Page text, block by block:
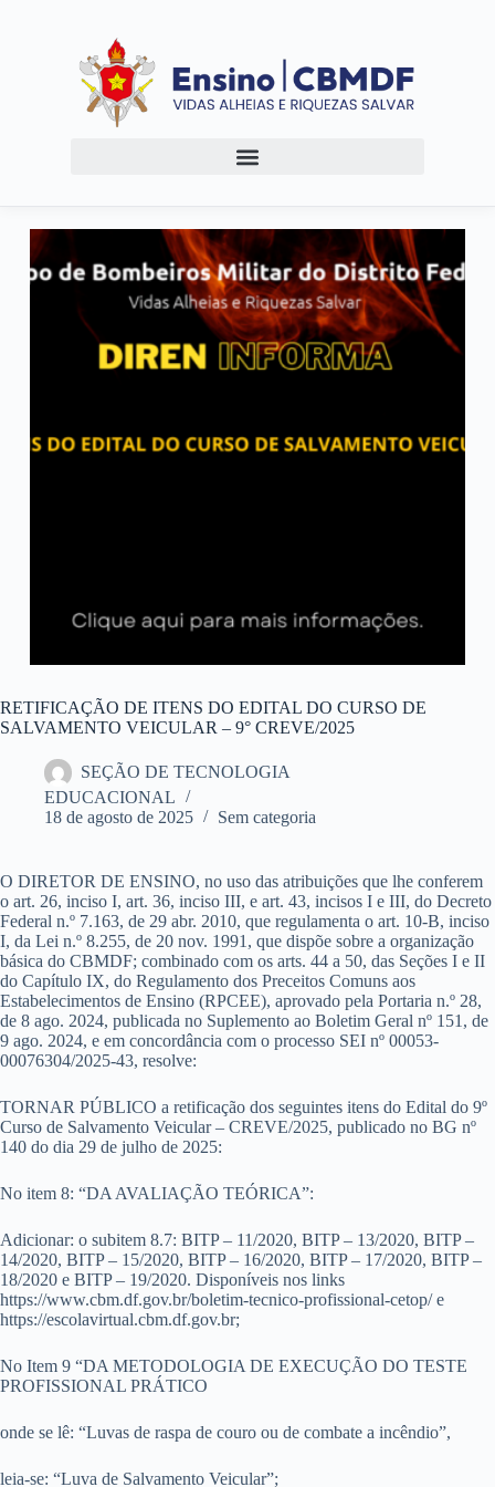
RETIFICAÇÃO DE ITENS DO EDITAL DO CURSO DE
SALVAMENTO VEICULAR – 9° CREVE/2025
SEÇÃO DE TECNOLOGIA
EDUCACIONAL
18 de agosto de 2025
Sem categoria
O DIRETOR DE ENSINO, no uso das atribuições que lhe conferem
o art. 26, inciso I, art. 36, inciso III, e art. 43, incisos I e III, do Decreto
Federal n.º 7.163, de 29 abr. 2010, que regulamenta o art. 10-B, inciso
I, da Lei n.º 8.255, de 20 nov. 1991, que dispõe sobre a organização
básica do CBMDF; combinado com os arts. 44 a 50, das Seções I e II
do Capítulo IX, do Regulamento dos Preceitos Comuns aos
Estabelecimentos de Ensino (RPCEE), aprovado pela Portaria n.º 28,
de 8 ago. 2024, publicada no Suplemento ao Boletim Geral nº 151, de
9 ago. 2024, e em concordância com o processo SEI nº 00053-
00076304/2025-43, resolve:
TORNAR PÚBLICO a retificação dos seguintes itens do Edital do 9º
Curso de Salvamento Veicular – CREVE/2025, publicado no BG nº
140 do dia 29 de julho de 2025:
No item 8: “DA AVALIAÇÃO TEÓRICA”:
Adicionar: o subitem 8.7: BITP – 11/2020, BITP – 13/2020, BITP –
14/2020, BITP – 15/2020, BITP – 16/2020, BITP – 17/2020, BITP –
18/2020 e BITP – 19/2020. Disponíveis nos links
https://www.cbm.df.gov.br/boletim-tecnico-profissional-cetop/ e
https://escolavirtual.cbm.df.gov.br;
No Item 9 “DA METODOLOGIA DE EXECUÇÃO DO TESTE
PROFISSIONAL PRÁTICO
onde se lê: “Luvas de raspa de couro ou de combate a incêndio”,
leia-se: “Luva de Salvamento Veicular”;